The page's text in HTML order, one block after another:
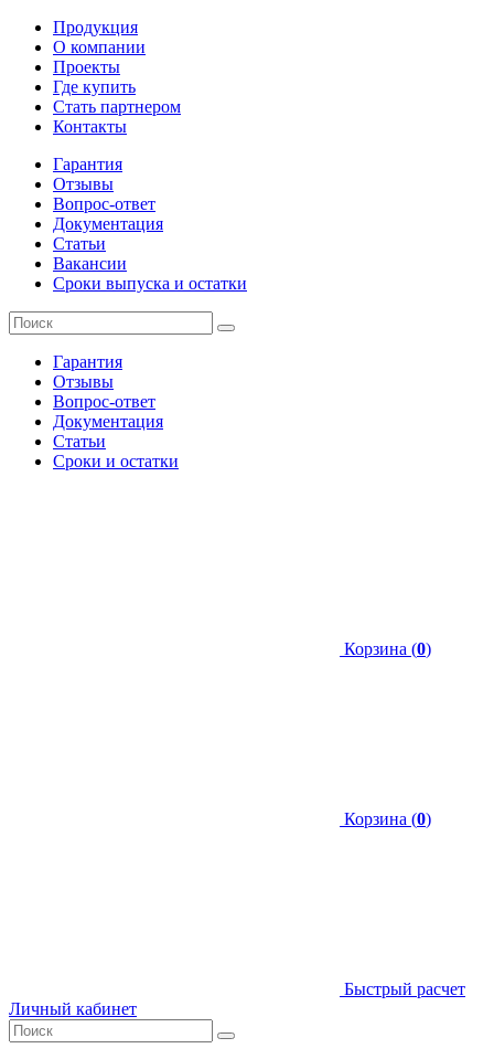
Продукция
О компании
Проекты
Где купить
Стать партнером
Контакты
Гарантия
Отзывы
Вопрос-ответ
Документация
Статьи
Вакансии
Сроки выпуска и остатки
Гарантия
Отзывы
Вопрос-ответ
Документация
Статьи
Сроки и остатки
Корзина (0)
Корзина (0)
Быстрый расчет
Личный кабинет